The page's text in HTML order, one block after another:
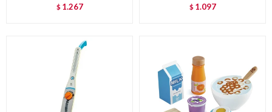
$ 1.267 $ 1.097